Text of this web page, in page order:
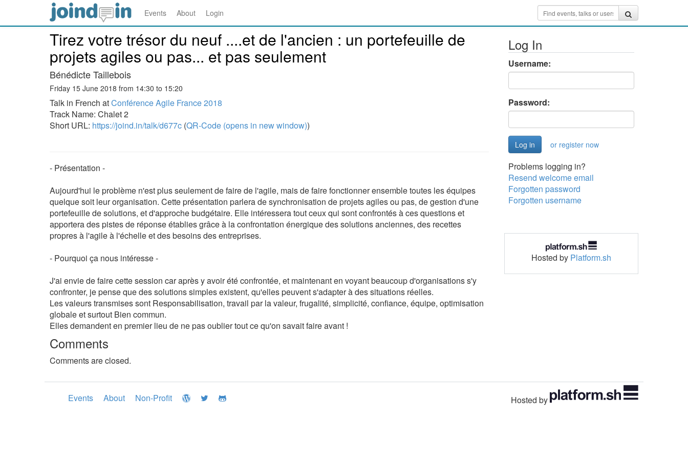
Events About Login
Tirez votre trésor du neuf ....et de l'ancien : un portefeuille de
projets agiles ou pas... et pas seulement
Bénédicte Taillebois
Friday 15 June 2018 from 14:30 to 15:20
Talk in French atConférence Agile France 2018
Track Name: Chalet 2
Short URL: https://joind.in/talk/d677c (QR-Code (opens in new window))
- Présentation -
Aujourd'hui le problème n'est plus seulement de faire de l'agile, mais de faire fonctionner ensemble toutes les équipes
quelque soit leur organisation. Cette présentation parlera de synchronisation de projets agiles ou pas, de gestion d'une
portefeuille de solutions, et d'approche budgétaire. Elle intéressera tout ceux qui sont confrontés à ces questions et
apportera des pistes de réponse établies grâce à la confrontation énergique des solutions anciennes, des recettes
propres à l'agile à l'échelle et des besoins des entreprises.
- Pourquoi ça nous intéresse -
J'ai envie de faire cette session car après y avoir été confrontée, et maintenant en voyant beaucoup d'organisations s'y
confronter, je pense que des solutions simples existent, qu'elles peuvent s'adapter à des situations réelles.
Les valeurs transmises sont Responsabilisation, travail par la valeur, frugalité, simplicité, confiance, équipe, optimisation
globale et surtout Bien commun.
Elles demandent en premier lieu de ne pas oublier tout ce qu'on savait faire avant !
Comments
Comments are closed.
Log In
Username:
Password:
or register now
Problems logging in?
Resend welcome email
Forgotten password
Forgotten username
Hosted by Platform.sh
Events About Non-Profit Hosted by